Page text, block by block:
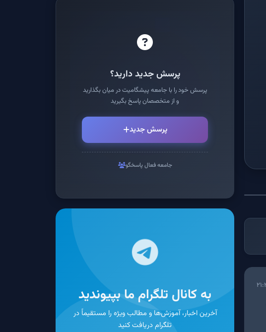
پرسش جدید دارید؟
پرسش خود را با جامعه پیشگامیت در میان بگذارید
و از متخصصان پاسخ بگیرید
پرسش جدید
جامعه فعال پاسخگو
به کانال تلگرام ما بپیوندید
آخرین اخبار، آموزش‌ها و مطالب ویژه را مستقیماً در
تلگرام دریافت کنید